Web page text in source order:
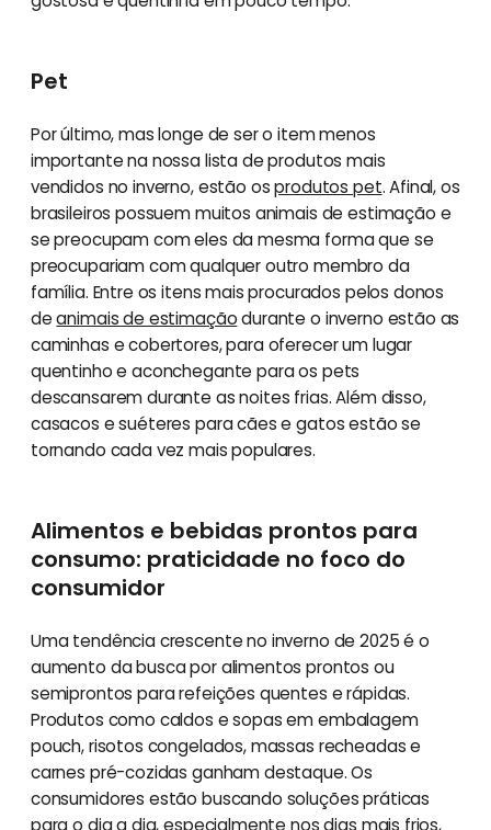
Pet
Por último, mas longe de ser o item menos
importante na nossa lista de produtos mais
vendidos no inverno, estão osprodutos pet. Afinal, os
brasileiros possuem muitos animais de estimação e
se preocupam com eles da mesma forma que se
preocupariam com qualquer outro membro da
família. Entre os itens mais procurados pelos donos
deanimais de estimaçãodurante o inverno estão as
caminhas e cobertores, para oferecer um lugar
quentinho e aconchegante para os pets
descansarem durante as noites frias. Além disso,
casacos e suéteres para cães e gatos estão se
tornando cada vez mais populares.
Alimentos e bebidas prontos para
consumo: praticidade no foco do
consumidor
Uma tendência crescente no inverno de 2025 é o
aumento da busca por alimentos prontos ou
semiprontos para refeições quentes e rápidas.
Produtos como caldos e sopas em embalagem
pouch, risotos congelados, massas recheadas e
carnes pré-cozidas ganham destaque. Os
consumidores estão buscando soluções práticas
para o dia a dia, especialmente nos dias mais frios,